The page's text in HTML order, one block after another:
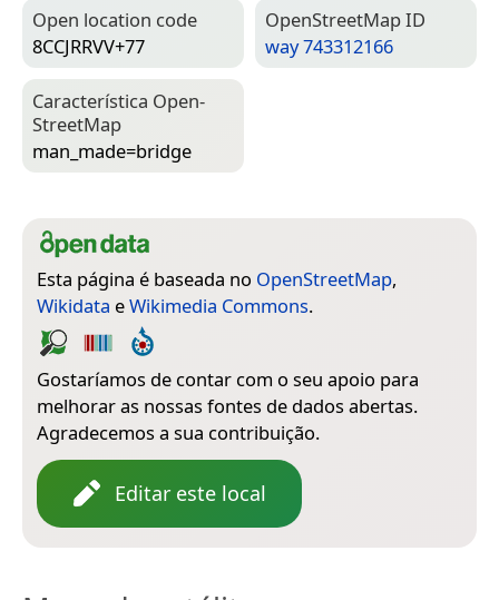
Open location code
8CCJRRVV+77
Open­Street­Map ID
way 743312166
Característica Open­
Street­Map
man_made=­bridge
Esta página é baseada no OpenStreetMap,
Wikidata eWikimedia Commons.
Gostaríamos de contar com o seu apoio para
melhorar as nossas fontes de dados abertas.
Agradecemos a sua contribuição.
Editar este local